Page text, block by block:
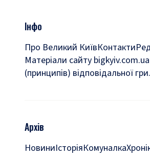
Інфо
Про Великий КиївКонтакти
Матеріали сайту
(принципів) відповідальної гри.
Архів
НовиниІсторіяКомуналка